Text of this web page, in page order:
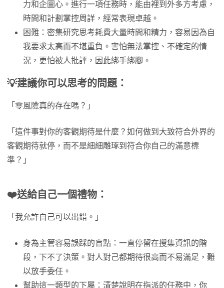
力和企圖心。進行一項任務時，能由裡到外多方考慮，
時間和計劃掌控周詳，經常表現卓越。
困難：密集研究思考耗費大量時間和精力，容易因為自
我要求太高而不堪重負。害怕無法掌控、不確定的情
況，更怕被人批評，因此綁手綁腳。
💡建議你可以思考的問題：
「零風險真的存在嗎？」
「這件事對你的客觀期待是什麼？如何做到大致符合外界的
客觀期待就停，而不是細細雕琢到符合你自己的滿意標
準？」
❤️送給自己一個禮物：
「我允許自己可以出錯。」
身為主管容易誤踩的盲點：一直停留在搜集資訊的階
段，下不了決策。對人對己都期待很高而不易滿足，難
以放手委任。
幫助這一類型的下屬：清楚說明在指派的任務中，你